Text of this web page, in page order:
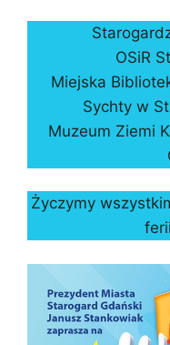
OSiR
Miejska
Sychty w
Muzeum Ziemi
Życzymy